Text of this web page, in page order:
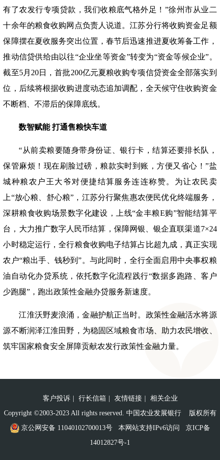
有了农发行专项贷款，我们收粮底气格外足！”徐州市从业二
十余年的粮食收购网点负责人说道。江苏分行将收购资金足额
保障摆在夏收服务突出位置，春节后迅速推进夏收筹备工作，
推动信贷供给由以往“企业坐等资金”转变为“资金等候企业”。
截至5月20日，首批200亿元夏粮收购专项信贷资金全部落实到
位，后续将根据收购进度动态追加调配，全天候守住收购资金
不断档、不滞后的保障底线。
数智赋能 打通售粮快车道
“从前卖粮要随身带身份证、银行卡，结算还要排长队，
保管麻烦！现在刷脸过磅，粮款实时到账，方便又省心！”盐
城种粮农户王大爷对便捷结算服务连连称赞。为让农民卖
上“放心粮、舒心粮”，江苏分行聚焦惠农便民优化终端服务，
深耕粮食收购场景数字化建设，上线“金丰粮E购”智能结算平
台，大力推广数字人民币结算，保障网银、银企直联渠道7×24
小时稳定运行，全行粮食收购电子结算占比超九成，真正实现
农户“粮出手、钱秒到”。与此同时，全行全面启用中央事权粮
油自动化办贷系统，依托数字化流程践行“数据多跑路、客户
少跑腿”，跑出政策性金融办贷服务新速度。
江淮沃野麦浪涌，金融护航正当时。政策性金融活水将源
源不断润泽江淮田野，为稳固区域粮食市场、助力农民增收、
筑牢国家粮食安全屏障贡献农发行政策性金融力量。
客户投诉 行长信箱 友情链接
相关企业
Copyright ©2003-2023 All rights reserved. 中国农业发展银行 版权所有
京公网安备 11040102700013号 本网站支持IPv6访问 京ICP备
14012827号-1